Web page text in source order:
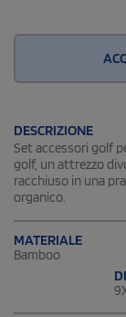
DESCRIZIONE
Set accessori golf
golf, un attrezzo
racchiuso in una
organico.
MATERIALE
Bamboo